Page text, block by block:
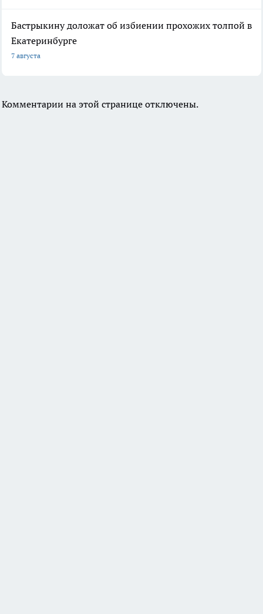
Бастрыкину доложат об избиении прохожих толпой в
Екатеринбурге
7 августа
Комментарии на этой странице отключены.